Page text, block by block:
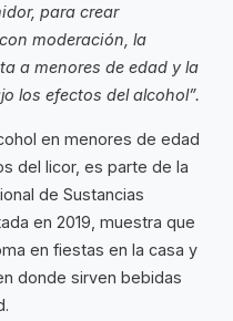
para crear
moderación, la
a menores de edad y la
los efectos del alcohol”.
en menores de edad
del licor, es parte de la
de Sustancias
en 2019, muestra que
en fiestas en la casa y
donde sirven bebidas